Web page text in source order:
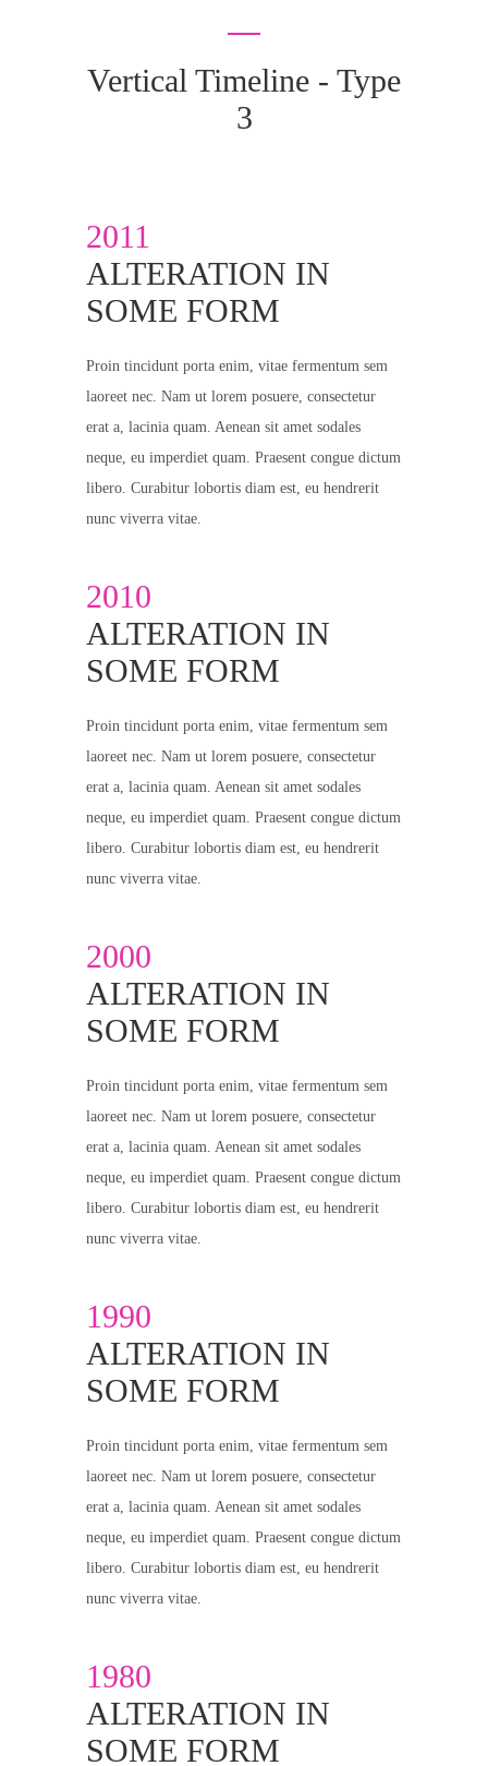
Vertical Timeline - Type
3
2011
ALTERATION IN
SOME FORM
Proin tincidunt porta enim, vitae fermentum sem
laoreet nec. Nam ut lorem posuere, consectetur
erat a, lacinia quam. Aenean sit amet sodales
neque, eu imperdiet quam. Praesent congue dictum
libero. Curabitur lobortis diam est, eu hendrerit
nunc viverra vitae.
2010
ALTERATION IN
SOME FORM
Proin tincidunt porta enim, vitae fermentum sem
laoreet nec. Nam ut lorem posuere, consectetur
erat a, lacinia quam. Aenean sit amet sodales
neque, eu imperdiet quam. Praesent congue dictum
libero. Curabitur lobortis diam est, eu hendrerit
nunc viverra vitae.
2000
ALTERATION IN
SOME FORM
Proin tincidunt porta enim, vitae fermentum sem
laoreet nec. Nam ut lorem posuere, consectetur
erat a, lacinia quam. Aenean sit amet sodales
neque, eu imperdiet quam. Praesent congue dictum
libero. Curabitur lobortis diam est, eu hendrerit
nunc viverra vitae.
1990
ALTERATION IN
SOME FORM
Proin tincidunt porta enim, vitae fermentum sem
laoreet nec. Nam ut lorem posuere, consectetur
erat a, lacinia quam. Aenean sit amet sodales
neque, eu imperdiet quam. Praesent congue dictum
libero. Curabitur lobortis diam est, eu hendrerit
nunc viverra vitae.
1980
ALTERATION IN
SOME FORM